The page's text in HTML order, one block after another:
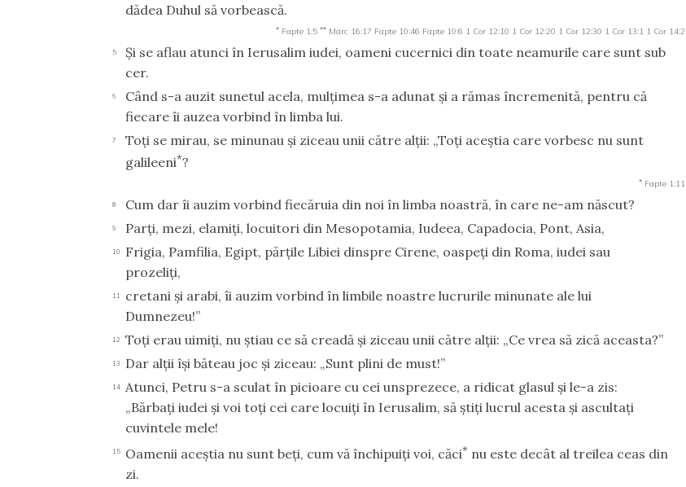
dădea Duhul să vorbească.
* Fapte 1:5 ** Marc 16:17 Fapte 10:46 Fapte 19:6 1 Cor 12:10 1 Cor 12:20 1 Cor 12:30 1 Cor 13:1 1 Cor 14:2
5
Şi se aflau atunci în Ierusalim iudei, oameni cucernici din toate neamurile care sunt sub
cer.
6
Când s-a auzit sunetul acela, mulţimea s-a adunat şi a rămas încremenită, pentru că
fiecare îi auzea vorbind în limba lui.
7
Toţi se mirau, se minunau şi ziceau unii către alţii: „Toţi aceştia care vorbesc nu sunt
galileeni*?
* Fapte 1:11
8 Cum dar îi auzim vorbind fiecăruia din noi în limba noastră, în care ne-am născut?
9 Parţi, mezi, elamiţi, locuitori din Mesopotamia, Iudeea, Capadocia, Pont, Asia,
10
Frigia, Pamfilia, Egipt, părţile Libiei dinspre Cirene, oaspeţi din Roma, iudei sau
prozeliţi,
11
cretani şi arabi, îi auzim vorbind în limbile noastre lucrurile minunate ale lui
Dumnezeu!”
12 Toţi erau uimiţi, nu ştiau ce să creadă şi ziceau unii către alţii: „Ce vrea să zică aceasta?”
13 Dar alţii îşi băteau joc şi ziceau: „Sunt plini de must!”
14
Atunci, Petru s-a sculat în picioare cu cei unsprezece, a ridicat glasul şi le-a zis:
„Bărbaţi iudei şi voi toţi cei care locuiţi în Ierusalim, să ştiţi lucrul acesta şi ascultaţi
cuvintele mele!
15 Oamenii aceştia nu sunt beţi, cum vă închipuiţi voi, căci* nu este decât al treilea ceas din
zi.